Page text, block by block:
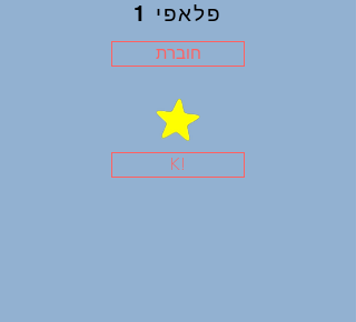
פלאפי 1
חוברת
K!